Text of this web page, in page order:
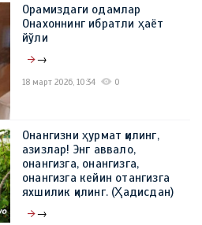
Орамиздаги одамлар
Онахоннинг ибратли ҳаёт
йўли
→
18 март 2026, 10:34 0
Онангизни ҳурмат қилинг,
азизлар! Энг аввало,
онангизга, онангизга,
онангизга кейин отангизга
яхшилик қилинг. (Ҳадисдан)
→